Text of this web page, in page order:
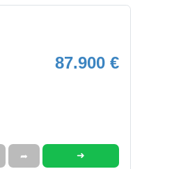
87.900 €
➦ ➜